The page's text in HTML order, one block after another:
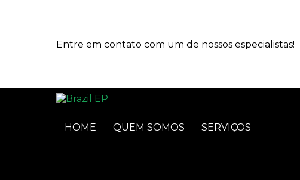
Entre em contato com um de nossos especialistas!
HOME QUEM SOMOS SERVIÇOS